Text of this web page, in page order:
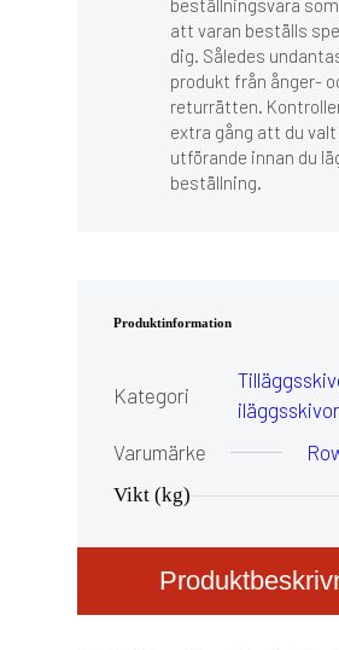
beställningsvara
att varan beställs
dig. Således
produkt från ånger-
returrätten.
extra gång att du
utförande innan du
beställning.
Produktinformation
Kategori
iläggsskivor
Varumärke
Vikt (kg)